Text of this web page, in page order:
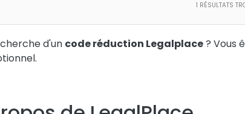
1 RÉSULTATS
d'un code réduction Legalplace? Vous